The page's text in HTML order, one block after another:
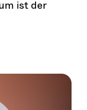
ist der